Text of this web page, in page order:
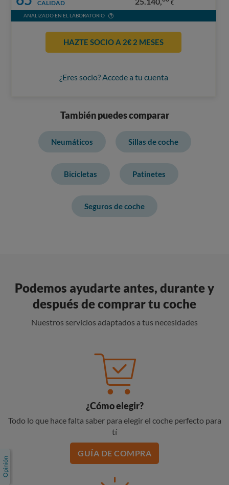
CALIDAD
€
ANALIZADO EN EL LABORATORIO
HAZTE SOCIO A 2€ 2 MESES
¿Eres socio? Accede a tu cuenta
También puedes comparar
Neumáticos Sillas de coche
Bicicletas Patinetes
Seguros de coche
Podemos ayudarte antes, durante y
después de comprar tu coche
Nuestros servicios adaptados a tus necesidades
¿Cómo elegir?
Todo lo que hace falta saber para elegir el coche perfecto para
tí
GUÍA DE COMPRA